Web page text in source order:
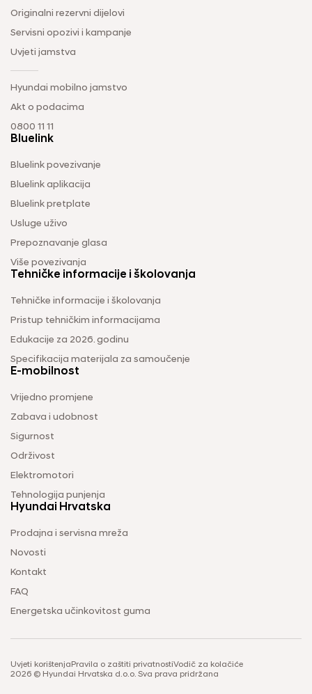
Originalni rezervni dijelovi
Servisni opozivi i kampanje
Uvjeti jamstva
Hyundai mobilno jamstvo
Akt o podacima
0800 11 11
Bluelink
Bluelink povezivanje
Bluelink aplikacija
Bluelink pretplate
Usluge uživo
Prepoznavanje glasa
Više povezivanja
Tehničke informacije i školovanja
Tehničke informacije i školovanja
Pristup tehničkim informacijama
Edukacije za 2026. godinu
Specifikacija materijala za samoučenje
E-mobilnost
Vrijedno promjene
Zabava i udobnost
Sigurnost
Održivost
Elektromotori
Tehnologija punjenja
Hyundai Hrvatska
Prodajna i servisna mreža
Novosti
Kontakt
FAQ
Energetska učinkovitost guma
Uvjeti korištenja Pravila o zaštiti privatnostiVodič za kolačiće
2026 © Hyundai Hrvatska d.o.o. Sva prava pridržana